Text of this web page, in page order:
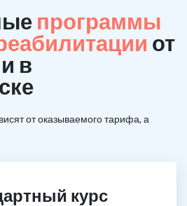
программы
от
в
от оказываемого тарифа, а
курс